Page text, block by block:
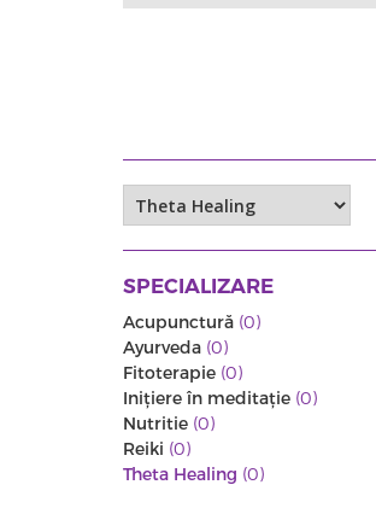
SPECIALIZARE
Acupunctură (0)
Ayurveda (0)
Fitoterapie (0)
Iniţiere în meditaţie (0)
Nutritie (0)
Reiki (0)
Theta Healing (0)